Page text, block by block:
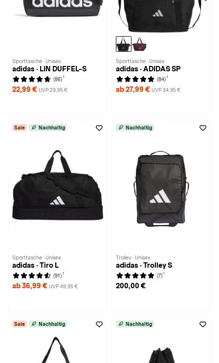
Sporttasche · Unisex
adidas · LIN DUFFEL-S
(86) 1
22,99 € UVP 29,95 €
Sporttasche · Unisex
adidas · ADIDAS SP
(84) 1
ab 27,99 € UVP 34,95 €
Sale Nachhaltig
Sporttasche · Unisex
adidas · Tiro L
(91) 1
ab 36,99 € UVP 49,95 €
Nachhaltig
Trolley · Unisex
adidas · Trolley S
(7) 1
200,00 €
Sale Nachhaltig Nachhaltig